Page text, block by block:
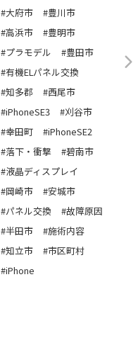
#大府市
#豊川市
#高浜市
#豊明市
#プラモデル
#豊田市
#有機ELパネル交換
#知多郡
#西尾市
#iPhoneSE3
#刈谷市
#幸田町
#iPhoneSE2
#落下・衝撃
#碧南市
#液晶ディスプレイ
#岡崎市
#安城市
#パネル交換
#故障原因
#半田市
#施術内容
#知立市
#市区町村
#iPhone